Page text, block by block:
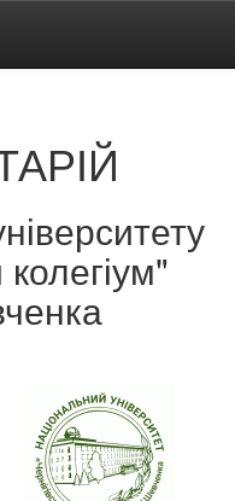
колегіум"